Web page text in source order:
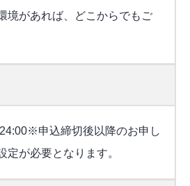
境があれば、どこからでもご
申込締切後以降のお申し
定が必要となります。